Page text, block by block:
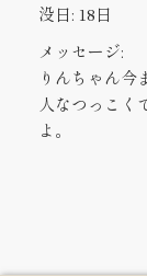
没日: 18日
メッセージ:
りんちゃん今
人なつっこく
よ。